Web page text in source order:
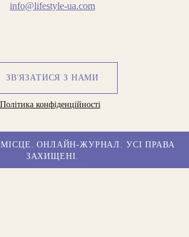
info@lifestyle-ua.com
ЗВ'ЯЗАТИСЯ З НАМИ
Політика конфіденційності
МІСЦЕ. ОНЛАЙН-ЖУРНАЛ. УСІ ПРАВА
ЗАХИЩЕНІ.